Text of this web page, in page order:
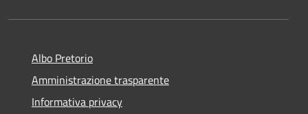
Albo Pretorio
Amministrazione trasparente
Informativa privacy